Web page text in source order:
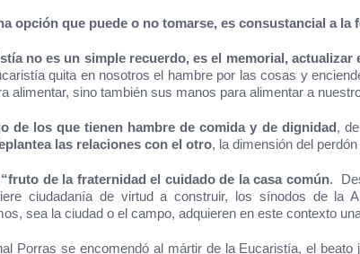
opción que puede o no tomarse, es consustancial a la
no es un simple recuerdo, es el memorial,
quita en nosotros el hambre por las cosas y
alimentar, sino también sus manos para alimentar a
de los que tienen hambre de comida y de dignidad,
las relaciones con el otro, la dimensión del
de la fraternidad el cuidado de la casa común.
ciudadanía de virtud a construir, los sínodos de
sea la ciudad o el campo, adquieren en este contexto
Porras se encomendó al mártir de la Eucaristía, el